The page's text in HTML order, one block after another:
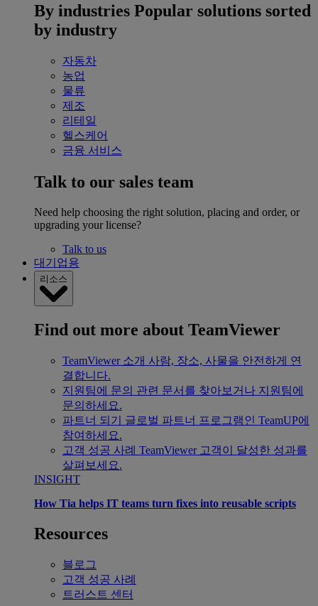
By industries Popular solutions sorted
by industry
자동차
농업
물류
제조
리테일
헬스케어
금융 서비스
Talk to our sales team
Need help choosing the right solution, placing and order, or
upgrading your license?
Talk to us
대기업용
리소스
Find out more about TeamViewer
TeamViewer 소개 사람, 장소, 사물을 안전하게 연
결합니다.
지원팀에 문의 관련 문서를 찾아보거나 지원팀에
문의하세요.
파트너 되기
글로벌 파트너 프로그램인 TeamUP에
참여하세요.
고객 성공 사례 TeamViewer 고객이 달성한 성과를
살펴보세요.
INSIGHT
How Tia helps IT teams turn fixes into reusable scripts
Resources
블로그
고객 성공 사례
트러스트 센터